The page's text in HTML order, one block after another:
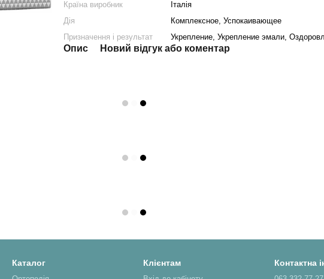
Країна виробник
Італія
Дія
Комплексное, Успокаивающее
Призначення і результат
Укрепление, Укрепление эмали,
Опис Новий відгук або коментар
Каталог Клієнтам Контактна